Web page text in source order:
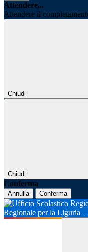
Attendere...
Attendere il
Chiudi
Chiudi
Conferma
Annulla Conferma
Regionale per la Liguria